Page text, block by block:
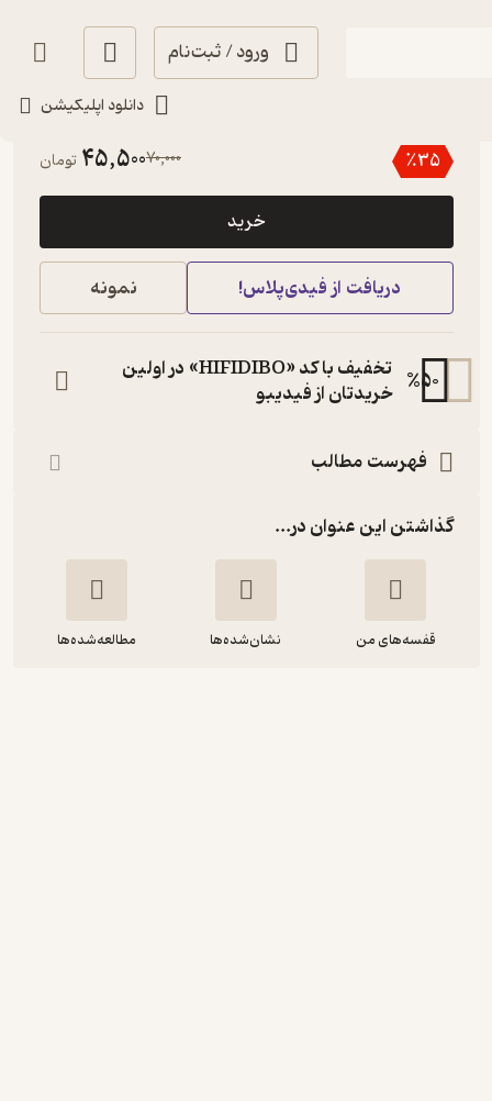
ورود / ثبت‌نام
دانلود اپلیکیشن
٪35
70,000
45,500 تومان
خرید
دریافت از فیدی‌پلاس! نمونه
%50
تخفیف با کد «HIFIDIBO» در اولین
خریدتان از فیدیبو
فهرست مطالب
گذاشتن این عنوان در...
قفسه‌های من نشان‌شده‌ها مطالعه‌شده‌ها